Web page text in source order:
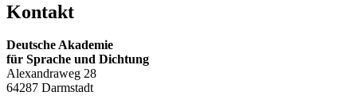
Kontakt
Deutsche Akademie
für Sprache und Dichtung
Alexandraweg 28
64287 Darmstadt